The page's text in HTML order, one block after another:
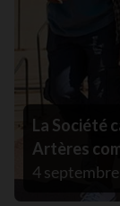
La Société
Artères
4